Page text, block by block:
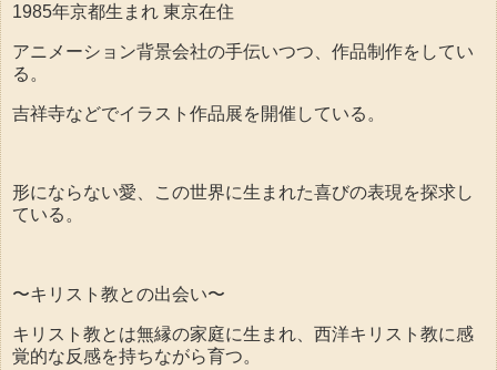
1985年京都生まれ 東京在住
アニメーション背景会社の手伝いつつ、作品制作をしてい
る。
吉祥寺などでイラスト作品展を開催している。
形にならない愛、この世界に生まれた喜びの表現を探求し
ている。
〜キリスト教との出会い〜
キリスト教とは無縁の家庭に生まれ、西洋キリスト教に感
覚的な反感を持ちながら育つ。